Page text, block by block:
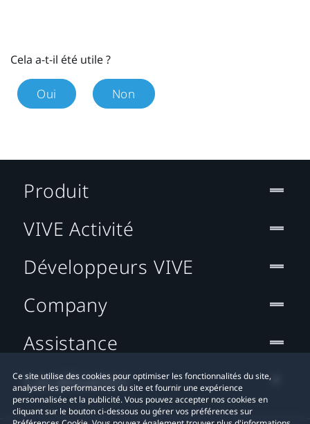
Cela a-t-il été utile ?
Oui Non
Ce site utilise des cookies pour optimiser les fonctionnalités du site,
analyser les performances du site et fournir une expérience
personnalisée et la publicité. Vous pouvez accepter nos cookies en
cliquant sur le bouton ci-dessous ou gérer vos préférences sur
Produit
VIVE Activité
Développeurs VIVE
Company
Assistance
Localisation